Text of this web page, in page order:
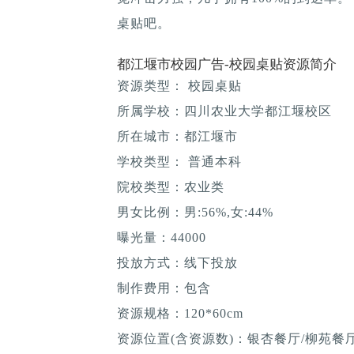
桌贴吧。
都江堰市校园广告-校园桌贴资源简介
资源类型： 校园桌贴
所属学校：四川农业大学都江堰校区
所在城市：都江堰市
学校类型： 普通本科
院校类型：农业类
男女比例：男:56%,女:44%
曝光量：44000
投放方式：线下投放
制作费用：包含
资源规格：120*60cm
资源位置(含资源数)：银杏餐厅/柳苑餐